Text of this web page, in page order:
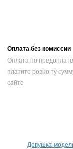
Оплата без комиссии
Оплата по
платите ровно ту
сайте
Девушка-